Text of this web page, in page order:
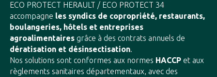
ECO PROTECT HERAULT / ECO PROTECT 34
accompagne les syndics de copropriété, restaurants,
boulangeries, hôtels et entreprises
agroalimentaires grâce à des contrats annuels de
dératisation et désinsectisation.
Nos solutions sont conformes aux normes HACCP et aux
règlements sanitaires départementaux, avec des